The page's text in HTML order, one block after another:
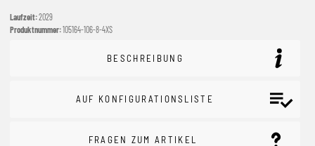
Laufzeit:2029
Produktnummer:105164-106-8-4XS
BESCHREIBUNG
AUF KONFIGURATIONSLISTE
FRAGEN ZUM ARTIKEL